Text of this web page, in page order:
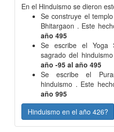
En el Hinduismo se dieron
Se construye el
Bhitargaon . Este
año 495
Se escribe el Yoga
sagrado del
año -95 al año 495
Se escribe el
hinduismo . Este
año 995
Hinduismo en el año 426?